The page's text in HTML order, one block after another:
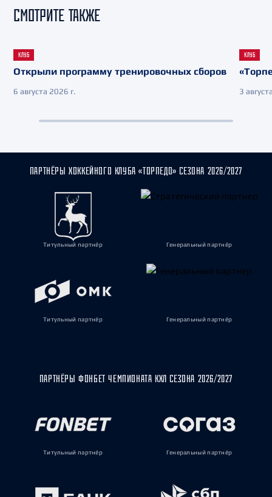
СМОТРИТЕ ТАКЖЕ
КЛУБ
Открыли программу тренировочных сборов
6 августа 2026 г.
КЛУБ
3
ПАРТНЁРЫ ХОККЕЙНОГО КЛУБА «ТОРПЕДО» СЕЗОНА 2026/2027
Титульный партнёр Генеральный партнёр
Титульный партнёр Генеральный партнёр
ПАРТНЁРЫ ФОНБЕТ ЧЕМПИОНАТА КХЛ СЕЗОНА 2026/2027
Титульный партнёр Генеральный партнёр